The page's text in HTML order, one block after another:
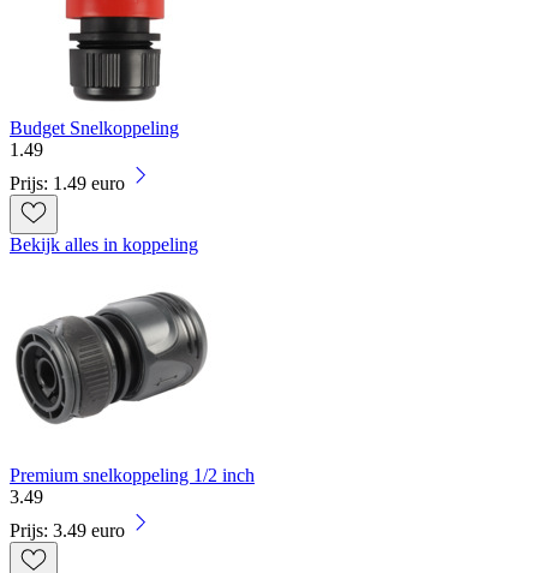
Budget Snelkoppeling
1 .49
Prijs: 1.49 euro
Bekijk alles in koppeling
Premium snelkoppeling 1/2 inch
3.49
Prijs: 3.49 euro